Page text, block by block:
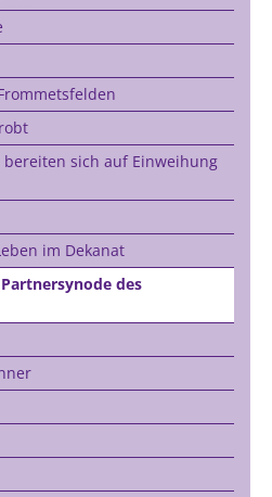
bereiten sich auf Einweihung
im Dekanat
des